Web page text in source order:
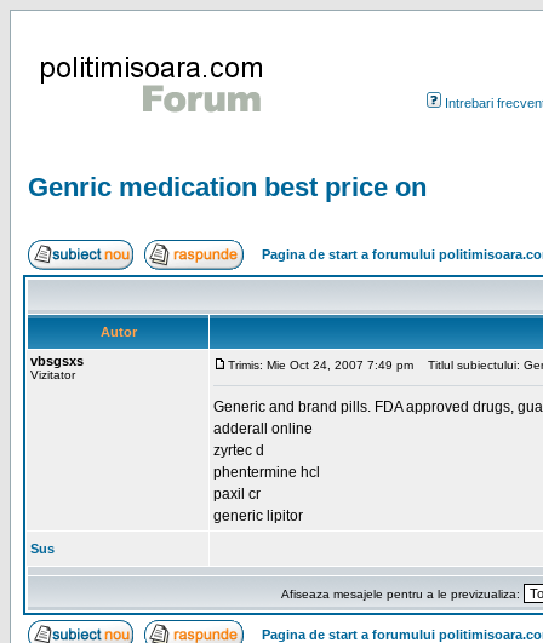
Intrebari
Genric medication best price on
Pagina de start a forumului
Autor
vbsgsxs
Vizitator
Trimis: Mie Oct 24, 2007 7:49 pm Titlul subiectului:
Generic and brand pills. FDA approved drugs,
adderall online
zyrtec d
phentermine hcl
paxil cr
generic lipitor
Sus
Afiseaza mesajele pentru a le previzualiza:
Pagina de start a forumului